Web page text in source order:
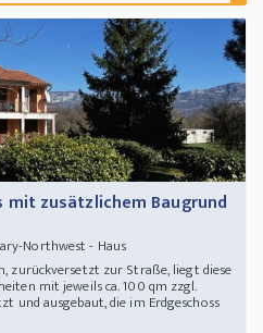
mit zusätzlichem Baugrund
Northwest - Haus
zurückversetzt zur Straße, liegt diese
mit jeweils ca. 100 qm zzgl.
und ausgebaut, die im Erdgeschoss